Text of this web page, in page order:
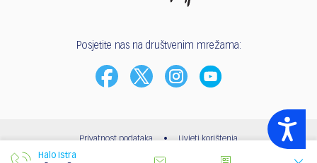
Accessibility
Posjetite nas na društvenim mrežama:
Privatnost podataka • Uvjeti korištenja
Halo Istra